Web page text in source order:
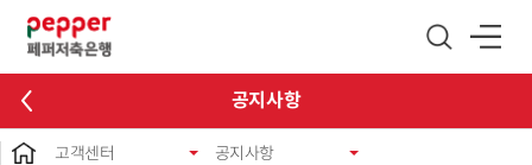
공지사항
고객센터 공지사항